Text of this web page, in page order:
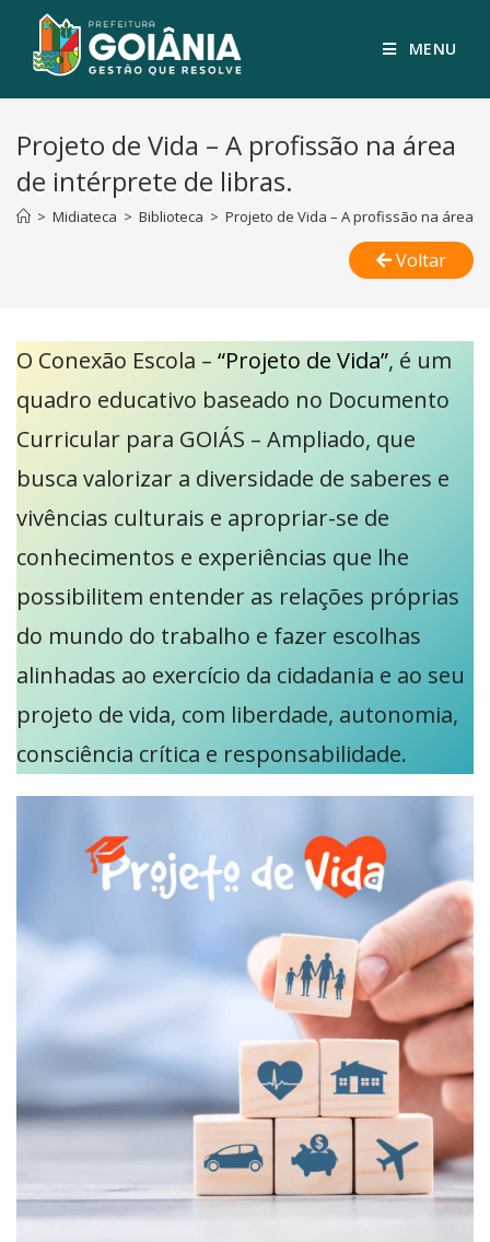
MENU
Projeto de Vida – A profissão na área
de intérprete de libras.
> Midiateca > Biblioteca > Projeto de Vida – A profissão na área
Voltar
O Conexão Escola – “Projeto de Vida”, é um
quadro educativo baseado no Documento
Curricular para GOIÁS – Ampliado, que
busca valorizar a diversidade de saberes e
vivências culturais e apropriar-se de
conhecimentos e experiências que lhe
possibilitem entender as relações próprias
do mundo do trabalho e fazer escolhas
alinhadas ao exercício da cidadania e ao seu
projeto de vida, com liberdade, autonomia,
consciência crítica e responsabilidade.